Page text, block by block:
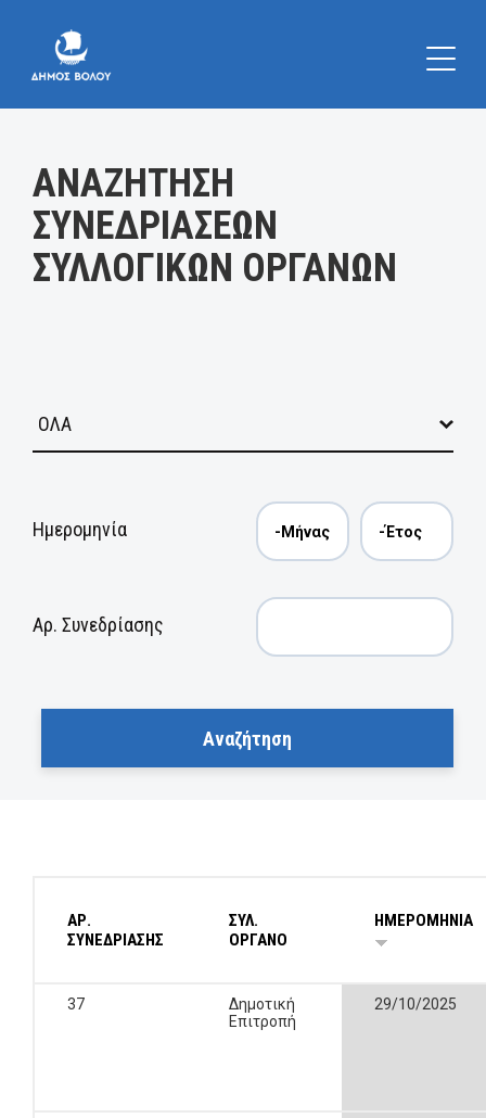
ΑΝΑΖΗΤΗΣΗ
ΣΥΝΕΔΡΙΑΣΕΩΝ
ΣΥΛΛΟΓΙΚΩΝ ΟΡΓΑΝΩΝ
Ημερομηνία
Αρ. Συνεδρίασης
ΑΡ.
ΣΥΝΕΔΡΙΑΣΗΣ
ΣΥΛ.
ΟΡΓΑΝΟ
ΗΜΕΡΟΜΗΝΙΑ
37
Δημοτική
Επιτροπή
29/10/2025